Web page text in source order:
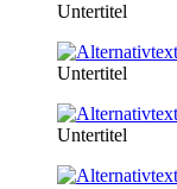
Untertitel
Untertitel
Untertitel